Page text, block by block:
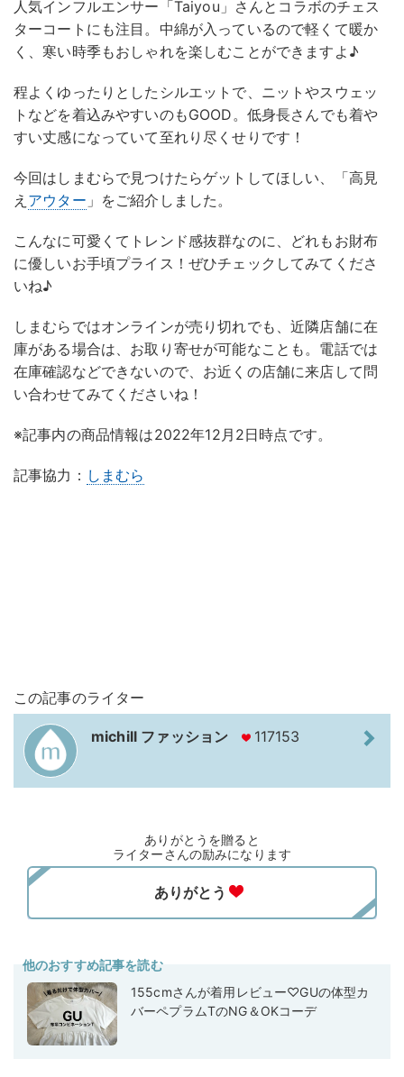
人気インフルエンサー「Taiyou」さんとコラボのチェス
ターコートにも注目。中綿が入っているので軽くて暖か
く、寒い時季もおしゃれを楽しむことができますよ♪
程よくゆったりとしたシルエットで、ニットやスウェッ
トなどを着込みやすいのもGOOD。低身長さんでも着や
すい丈感になっていて至れり尽くせりです！
今回はしまむらで見つけたらゲットしてほしい、「高見
え アウター 」をご紹介しました。
こんなに可愛くてトレンド感抜群なのに、どれもお財布
に優しいお手頃プライス！ぜひチェックしてみてくださ
いね♪
しまむらではオンラインが売り切れでも、近隣店舗に在
庫がある場合は、お取り寄せが可能なことも。電話では
在庫確認などできないので、お近くの店舗に来店して問
い合わせてみてくださいね！
※記事内の商品情報は2022年12月2日時点です。
記事協力： しまむら
この記事のライター
michill ファッション 117153
ありがとうを贈ると
ライターさんの励みになります
他のおすすめ記事を読む
155cmさんが着用レビュー♡GUの体型カ
バーペプラムTのNG＆OKコーデ